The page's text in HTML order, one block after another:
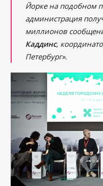
Йорке на подобном
администрация
миллионов
Каддинс,
Петербург».